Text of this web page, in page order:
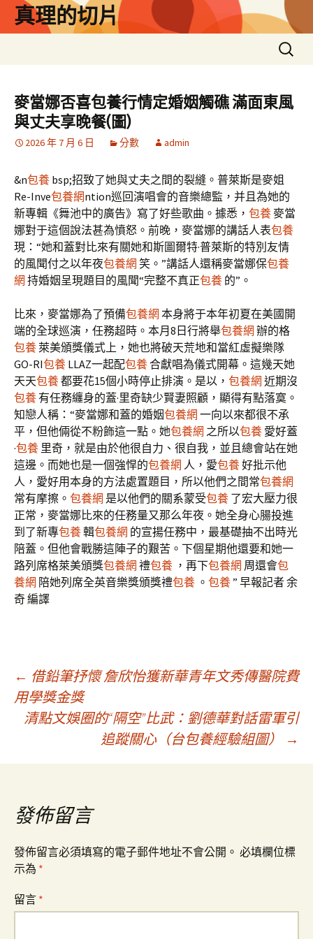
真理的切片
搜
尋
鍵
字:
麥當娜否喜包養行情定婚姻觸礁 滿面東風
與丈夫享晚餐(圖)
2026 年 7 月 6 日 分數 admin
&n包養 bsp;招致了她與丈夫之間的裂縫。普萊斯是麥姐
Re-Inve包養網ntion巡回演唱會的音樂總監，并且為她的
新專輯《舞池中的廣告》寫了好些歌曲。據悉， 包養麥當
娜對于這個說法甚為憤怒。前晚，麥當娜的講話人表包養
現：“她和蓋對比來有關她和斯圖爾特·普萊斯的特別友情
的風聞付之以年夜包養網 笑。”講話人還稱麥當娜保包養
網 持婚姻呈現題目的風聞“完整不真正包養 的”。
比來，麥當娜為了預備包養網 本身將于本年初夏在美國開
端的全球巡演，任務超時。本月8日行將舉包養網 辦的格
包養 萊美頒獎儀式上，她也將破天荒地和當紅虛擬樂隊
GO-RI包養 LLAZ一起配包養合獻唱為儀式開幕。這幾天她
天天包養都要花15個小時停止排演。是以， 包養網 近期沒
包養 有任務纏身的蓋·里奇缺少賢妻照顧，顯得有點落寞。
知戀人稱：“麥當娜和蓋的婚姻包養網 一向以來都很不承
平，但他倆從不粉飾這一點。她包養網 之所以包養 愛好蓋
·包養 里奇，就是由於他很自力、很自我，並且總會站在她
這邊。而她也是一個強悍的包養網 人，愛包養好批示他
人，愛好用本身的方法處置題目，所以他們之間常包養網
常有摩擦。 包養網 是以他們的關系蒙受包養 了宏大壓力很
正常，麥當娜比來的任務量又那么年夜。她全身心腸投進
到了新專包養輯包養網 的宣揚任務中，最基礎抽不出時光
陪蓋。但他會戰勝這陣子的艱苦。下個星期他還要和她一
路列席格萊美頒獎包養網 禮包養 ，再下包養網 周還會包
養網 陪她列席全英音樂獎頒獎禮包養 。 包養” 早報記者 余
奇 編譯
文
章
導
覽
← 借鉛筆抒懷 詹欣怡獲新華青年文秀傳醫院費
用學獎金獎
清點文娛圈的“隔空”比武：劉德華對話雷軍引
追蹤關心（台包養經驗組圖）
→
發佈留言
發佈留言必須填寫的電子郵件地址不會公開。 必填欄位標
示為 *
留言 *